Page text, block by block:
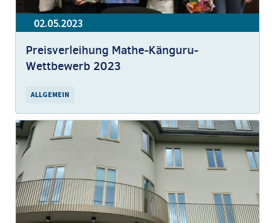
02.05.2023
Preisverleihung Mathe-Känguru-
Wettbewerb 2023
ALLGEMEIN